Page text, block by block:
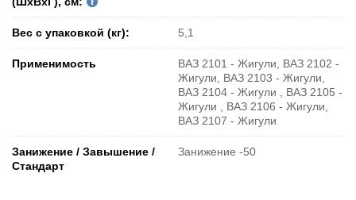
Вес с упаковкой (кг): 5,1
Применимость
ВАЗ 2101 - Жигули, ВАЗ 2102 -
Жигули, ВАЗ 2103 - Жигули,
ВАЗ 2104 - Жигули , ВАЗ 2105 -
Жигули , ВАЗ 2106 - Жигули,
ВАЗ 2107 - Жигули
Занижение / Завышение /
Стандарт
Занижение -50